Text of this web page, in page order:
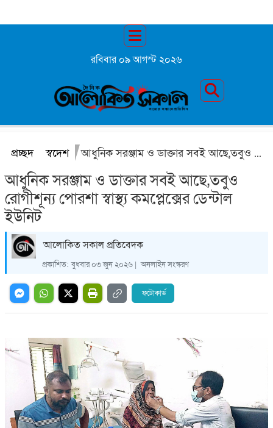
রবিবার ০৯ আগস্ট ২০২৬
প্রচ্ছদ স্বদেশ আধুনিক সরঞ্জাম ও ডাক্তার সবই আছে,তবুও রোগীশূন্য পোরশা স্বাস্থ্য কমপ্লেক্সের ডেন্টাল ইউনিট
আধুনিক সরঞ্জাম ও ডাক্তার সবই আছে,তবুও
রোগীশূন্য পোরশা স্বাস্থ্য কমপ্লেক্সের ডেন্টাল
ইউনিট
আলোকিত সকাল প্রতিবেদক
প্রকাশিত: বুধবার ০৩ জুন ২০২৬ | অনলাইন সংস্করণ
ফটোকার্ড